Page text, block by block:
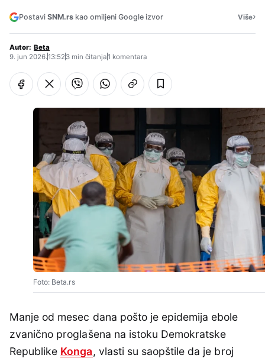
Postavi SNM.rs kao omiljeni Google izvor Više›
Autor: Beta
9. jun 2026.13:52 3 min čitanja1 komentara
Foto: Beta.rs
Manje od mesec dana pošto je epidemija ebole
zvanično proglašena na istoku Demokratske
Republike Konga, vlasti su saopštile da je broj